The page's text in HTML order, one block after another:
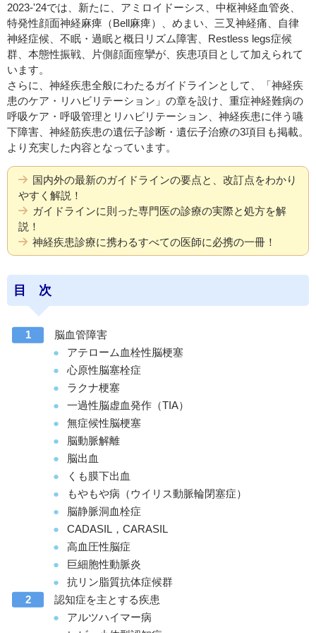
2023-'24では、新たに、アミロイドーシス、中枢神経血管炎、
特発性顔面神経麻痺（Bell麻痺）、めまい、三叉神経痛、自律
神経症候、不眠・過眠と概日リズム障害、Restless legs症候
群、本態性振戦、片側顔面痙攣が、疾患項目として加えられて
います。
さらに、神経疾患全般にわたるガイドラインとして、「神経疾
患のケア・リハビリテーション」の章を設け、重症神経難病の
呼吸ケア・呼吸管理とリハビリテーション、神経疾患に伴う嚥
下障害、神経筋疾患の遺伝子診断・遺伝子治療の3項目も掲載。
より充実した内容となっています。
国内外の最新のガイドラインの要点と、改訂点をわかり
やすく解説！
ガイドラインに則った専門医の診療の実際と処方を解
説！
神経疾患診療に携わるすべての医師に必携の一冊！
目 次
脳血管障害
アテローム血栓性脳梗塞
心原性脳塞栓症
ラクナ梗塞
一過性脳虚血発作（TIA）
無症候性脳梗塞
脳動脈解離
脳出血
くも膜下出血
もやもや病（ウイリス動脈輪閉塞症）
脳静脈洞血栓症
CADASIL，CARASIL
高血圧性脳症
巨細胞性動脈炎
抗リン脂質抗体症候群
認知症を主とする疾患
アルツハイマー病